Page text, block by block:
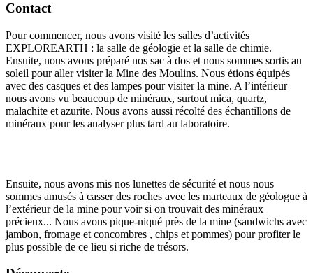
Contact
Pour commencer, nous avons visité les salles d’activités
EXPLOREARTH : la salle de géologie et la salle de chimie.
Ensuite, nous avons préparé nos sac à dos et nous sommes sortis au
soleil pour aller visiter la Mine des Moulins. Nous étions équipés
avec des casques et des lampes pour visiter la mine. A l’intérieur
nous avons vu beaucoup de minéraux, surtout mica, quartz,
malachite et azurite. Nous avons aussi récolté des échantillons de
minéraux pour les analyser plus tard au laboratoire.
Ensuite, nous avons mis nos lunettes de sécurité et nous nous
sommes amusés à casser des roches avec les marteaux de géologue à
l’extérieur de la mine pour voir si on trouvait des minéraux
précieux... Nous avons pique-niqué près de la mine (sandwichs avec
jambon, fromage et concombres , chips et pommes) pour profiter le
plus possible de ce lieu si riche de trésors.